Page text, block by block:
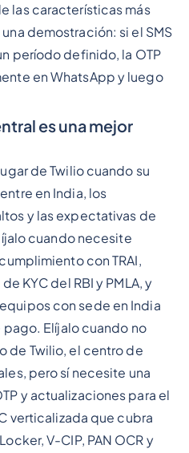
las características más
demostración: si el SMS
período definido, la OTP
en WhatsApp y luego
es una mejor
de Twilio cuando su
en India, los
y las expectativas de
cuando necesite
con TRAI,
KYC del RBI y PMLA, y
con sede en India
Elíjalo cuando no
de Twilio, el centro de
pero sí necesite una
y actualizaciones para el
verticalizada que cubra
V-CIP, PAN OCR y